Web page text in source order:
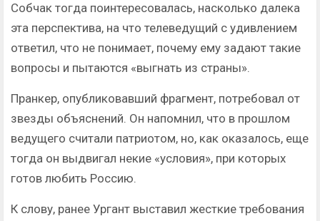
Собчак тогда поинтересовалась, насколько далека
эта перспектива, на что телеведущий с удивлением
ответил, что не понимает, почему ему задают такие
вопросы и пытаются «выгнать из страны».
Пранкер, опубликовавший фрагмент, потребовал от
звезды объяснений. Он напомнил, что в прошлом
ведущего считали патриотом, но, как оказалось, еще
тогда он выдвигал некие «условия», при которых
готов любить Россию.
К слову, ранее Ургант выставил жесткие требования